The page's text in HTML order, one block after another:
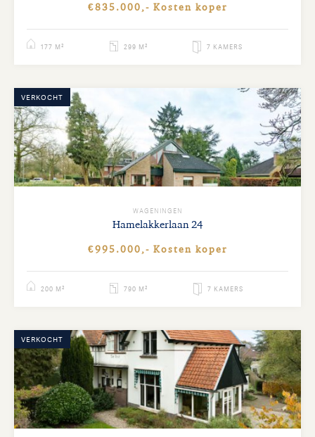
€835.000,- Kosten koper
177 M² 299 M² 7 KAMERS
VERKOCHT
WAGENINGEN
Hamelakkerlaan24
€995.000,- Kosten koper
200 M² 790 M² 7 KAMERS
VERKOCHT